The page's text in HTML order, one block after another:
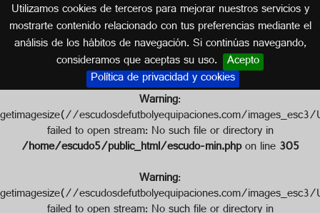
Utilizamos cookies de terceros para mejorar nuestros servicios y
mostrarte contenido relacionado con tus preferencias mediante el
análisis de los hábitos de navegación. Si continúas navegando,
consideramos que aceptas su uso. Acepto
Política de privacidad y cookies
Escudo de FSV HOLLENBACH
ALEMANIA
Warning:
getimagesize(//escudosdefutbolyequipaciones.com/
failed to open stream: No such file or directory in
/home/escudo5/public_html/escudo-min.phpon line305
Warning:
getimagesize(//escudosdefutbolyequipaciones.com/